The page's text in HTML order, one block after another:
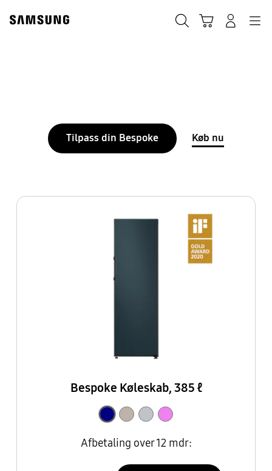
content
Tilpass din Bespoke Køb nu
Bespoke Køleskab, 385 ℓ
Afbetaling over 12 mdr: